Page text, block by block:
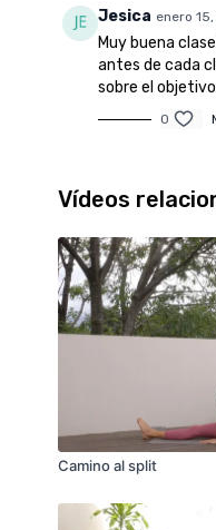
Jesica enero 15,
Muy buena
antes de cada
sobre el
0
Vídeos
Camino al split